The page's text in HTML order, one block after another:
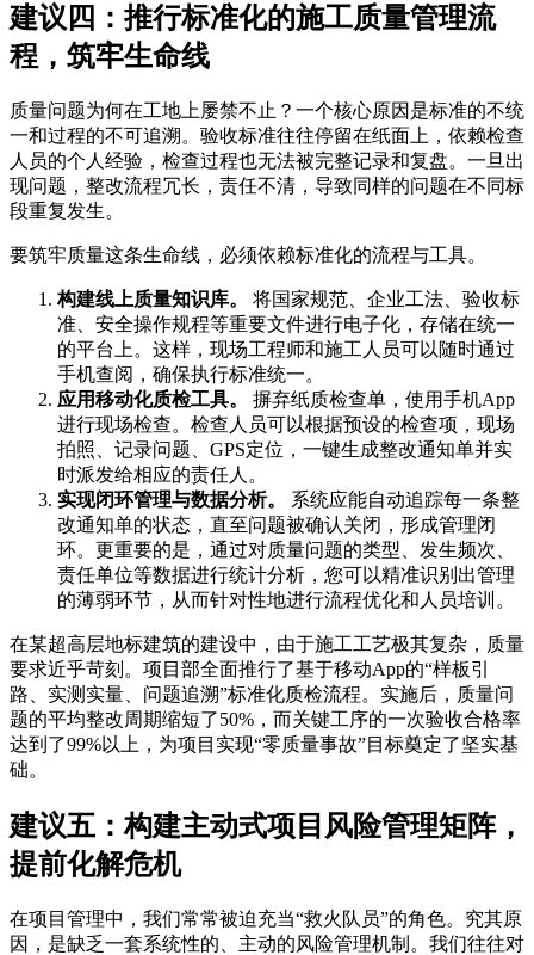
建议四：推行标准化的施工质量管理流
程，筑牢生命线
质量问题为何在工地上屡禁不止？一个核心原因是标准的不统
一和过程的不可追溯。验收标准往往停留在纸面上，依赖检查
人员的个人经验，检查过程也无法被完整记录和复盘。一旦出
现问题，整改流程冗长，责任不清，导致同样的问题在不同标
段重复发生。
要筑牢质量这条生命线，必须依赖标准化的流程与工具。
构建线上质量知识库。
将国家规范、企业工法、验收标
准、安全操作规程等重要文件进行电子化，存储在统一
的平台上。这样，现场工程师和施工人员可以随时通过
手机查阅，确保执行标准统一。
应用移动化质检工具。
摒弃纸质检查单，使用手机App
进行现场检查。检查人员可以根据预设的检查项，现场
拍照、记录问题、GPS定位，一键生成整改通知单并实
时派发给相应的责任人。
实现闭环管理与数据分析。
系统应能自动追踪每一条整
改通知单的状态，直至问题被确认关闭，形成管理闭
环。更重要的是，通过对质量问题的类型、发生频次、
责任单位等数据进行统计分析，您可以精准识别出管理
的薄弱环节，从而针对性地进行流程优化和人员培训。
在某超高层地标建筑的建设中，由于施工工艺极其复杂，质量
要求近乎苛刻。项目部全面推行了基于移动App的“样板引
路、实测实量、问题追溯”标准化质检流程。实施后，质量问
题的平均整改周期缩短了50%，而关键工序的一次验收合格率
达到了99%以上，为项目实现“零质量事故”目标奠定了坚实基
础。
建议五：构建主动式项目风险管理矩阵，
提前化解危机
在项目管理中，我们常常被迫充当“救火队员”的角色。究其原
因，是缺乏一套系统性的、主动的风险管理机制。我们往往对